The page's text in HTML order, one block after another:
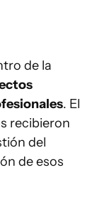
de la
. El
recibieron
del
de esos